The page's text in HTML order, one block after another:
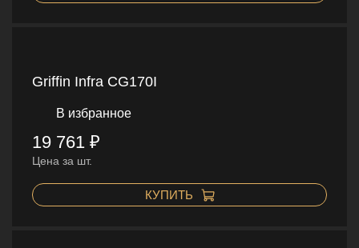
Griffin Infra CG170I
В избранное
19 761 ₽
Цена за шт.
КУПИТЬ